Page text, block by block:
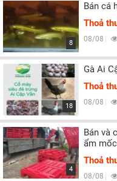
8
Bán cá
Thoả
08/08
18
Gà Ai
Thoả
08/08
4
Bán và
ẩm
Thoả
08/08